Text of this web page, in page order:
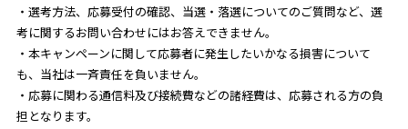
・選考方法、応募受付の確認、当選・落選についてのご質問など、選
考に関するお問い合わせにはお答えできません。
・本キャンペーンに関して応募者に発生したいかなる損害について
も、当社は一斉責任を負いません。
・応募に関わる通信料及び接続費などの諸経費は、応募される方の負
担となります。